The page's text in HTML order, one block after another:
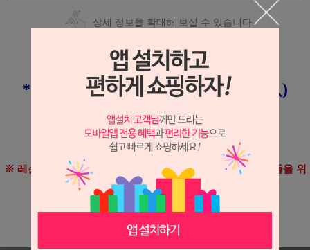
상세 정보를 확대해 보실 수 있습니다
* [코쿠타쿠] 3성 ABS 연습구 (100入)
※ ABS 볼입니다.
※ 레슨용 볼박스를 하기 위해 대량으로 구매하시는 고객님들을 위
한 100개입 제품입니다.
※ MADE IN CHINA